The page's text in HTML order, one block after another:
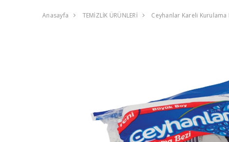
Anasayfa TEMİZLİK ÜRÜNLERİ Ceyhanlar Kareli